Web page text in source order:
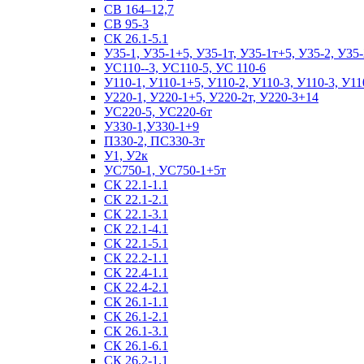
СВ 164–12,7
СВ 95-3
СК 26.1-5.1
У35-1, У35-1+5, У35-1т, У35-1т+5, У35-2,
УС110--3, УС110-5, УС 110-6
У110-1, У110-1+5, У110-2, У110-3, У110-3,
У220-1, У220-1+5, У220-2т, У220-3+14
УС220-5, УС220-6т
У330-1,У330-1+9
П330-2, ПС330-3т
У1, У2к
УС750-1, УС750-1+5т
СК 22.1-1.1
СК 22.1-2.1
СК 22.1-3.1
СК 22.1-4.1
СК 22.1-5.1
СК 22.2-1.1
СК 22.4-1.1
СК 22.4-2.1
СК 26.1-1.1
СК 26.1-2.1
СК 26.1-3.1
СК 26.1-6.1
СК 26.2-1.1